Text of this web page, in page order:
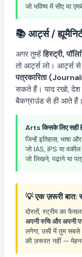
जो भविष्य में सीए या
📚 आर्ट्स /
अगर तुम्हेंहिस्ट्री,
तो आर्ट्स लो। आर्ट्स
पत्रकारिता
सकते हैं। याद रखो,
बैकग्राउंड से ही आते हैं।
Arts किसके लिए सही
जिन्हें इतिहास, भाषा
जो IAS, IPS या
जो लिखने, पढ़ाने या
💡 एक ज़रूरी बात:
दोस्तों, स्ट्रीम का
अपनी रुचि और अपनी
लगेगा, उसी में तुम सबसे
की ज़रूरत नहीं —